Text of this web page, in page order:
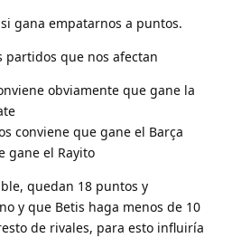
gana empatarnos a puntos.
partidos que nos afectan
obviamente que gane la
conviene que gane el Barça
gane el Rayito
quedan 18 puntos y
y que Betis haga menos de 10
de rivales, para esto influiría